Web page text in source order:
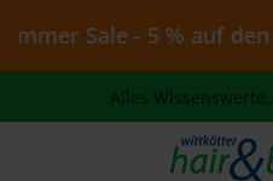
Zum Hauptinhalt springen
Sale - 5 % auf den
Alles Wissenswerte...